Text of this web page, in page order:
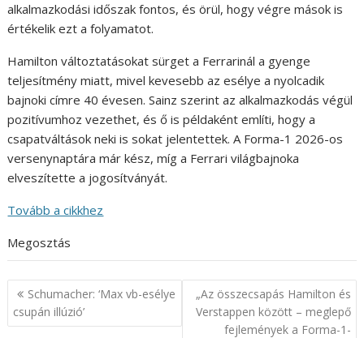
alkalmazkodási időszak fontos, és örül, hogy végre mások is
értékelik ezt a folyamatot.
Hamilton változtatásokat sürget a Ferrarinál a gyenge
teljesítmény miatt, mivel kevesebb az esélye a nyolcadik
bajnoki címre 40 évesen. Sainz szerint az alkalmazkodás végül
pozitívumhoz vezethet, és ő is példaként említi, hogy a
csapatváltások neki is sokat jelentettek. A Forma-1 2026-os
versenynaptára már kész, míg a Ferrari világbajnoka
elveszítette a jogosítványát.
Tovább a cikkhez
Megosztás
Bejegyzés
navigáció
Schumacher: ‘Max vb-esélye
csupán illúzió’
„Az összecsapás Hamilton és
Verstappen között – meglepő
fejlemények a Forma-1-